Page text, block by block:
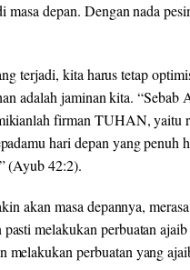
depan. Dengan nada
terjadi, kita harus tetap
adalah jaminan kita. “Sebab
firmanTUHAN,yaitu
hari depanyangpenuh
(Ayub42:2).
akan masa depannya,
pastimelakukan perbuatan
melakukan perbuatanyang